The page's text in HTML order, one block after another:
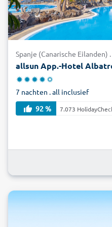
geniet u van een fantastisch
er ook twee musea waar u in
emigranten kunt treden.
met de unieke charme van
Spanje (Canarische Eilanden)
allsun App.-Hotel
7 nachten . all inclusief
92 %
7.073